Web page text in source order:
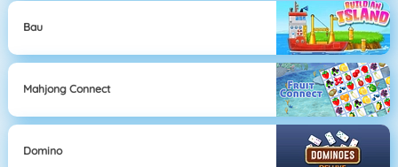
Bau
Mahjong Connect
Domino